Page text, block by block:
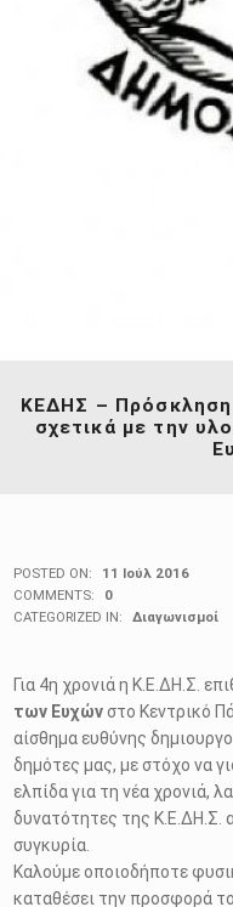
ΚΕΔΗΣ –
σχετικά με την
POSTED ON:
11 Ιούλ 2016
COMMENTS:
0
CATEGORIZED IN:
Διαγωνισμοί
Για 4η χρονιά η Κ.Ε.ΔΗ.Σ.
των Ευχώνστο Κεντρικό
αίσθημα ευθύνης
δημότες μας, με στόχο να
ελπίδα για τη νέα χρονιά,
δυνατότητες της Κ.Ε.ΔΗ.Σ.
συγκυρία.
Καλούμε οποιοδήποτε
καταθέσει την προσφορά